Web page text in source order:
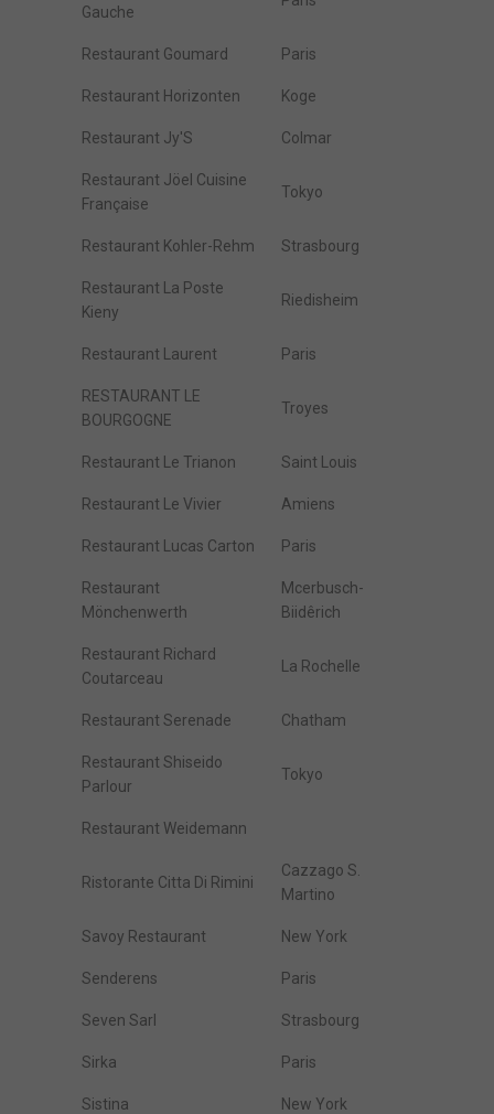
Gauche
Restaurant Goumard Paris
Restaurant Horizonten Koge
Restaurant Jy'S Colmar
Restaurant Jöel Cuisine
Française
Tokyo
Restaurant Kohler-Rehm Strasbourg
Restaurant La Poste
Kieny
Riedisheim
Restaurant Laurent Paris
RESTAURANT LE
BOURGOGNE
Troyes
Restaurant Le Trianon Saint Louis
Restaurant Le Vivier Amiens
Restaurant Lucas Carton Paris
Restaurant
Mönchenwerth
Mcerbusch-
Biidêrich
Restaurant Richard
Coutarceau
La Rochelle
Restaurant Serenade Chatham
Restaurant Shiseido
Parlour
Tokyo
Restaurant Weidemann
Ristorante Citta Di Rimini
Cazzago S.
Martino
Savoy Restaurant New York
Senderens Paris
Seven Sarl Strasbourg
Sirka Paris
Sistina New York